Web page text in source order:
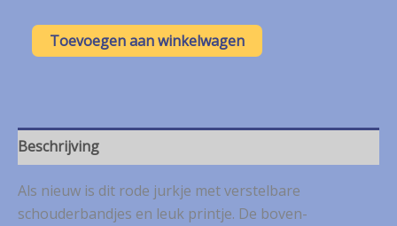
AA
Collection
mt.
S
Toevoegen aan winkelwagen
Beschrijving
Als nieuw is dit rode jurkje met verstelbare
schouderbandjes en leuk printje. De boven-